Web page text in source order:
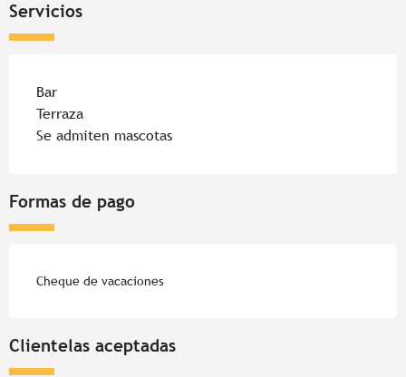
Servicios
Bar
Terraza
Se admiten mascotas
Formas de pago
Cheque de vacaciones
Clientelas aceptadas